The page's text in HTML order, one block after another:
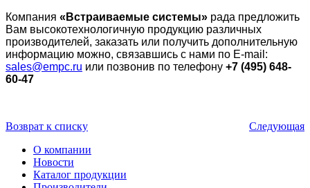
Компания «Встраиваемые системы» рада предложить
Вам высокотехнологичную продукцию различных
производителей, заказать или получить дополнительную
информацию можно, связавшись с нами по E-mail:
sales@empc.ru или позвонив по телефону +7 (495) 648-
60-47
Возврат к списку
Следующая
О компании
Новости
Каталог продукции